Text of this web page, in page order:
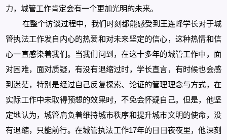
力，城管工作肯定会有一个更加光明的未来。
在整个访谈过程中，我们时刻都能感受到王连峰学长对于城
管执法工作发自内心的热爱和对未来坚定的信心，这种热情和信
心一直感染着我们。当我们问到，在这十多年的城管工作中，面
对困难，面对质疑，有没有退缩过时，学长直言，有时候也会感
到迷茫，特别是经过自己反复探索、论证的管理理念与方式，在
实际工作中未取得预想的效果时，不免会怀疑自己。但是，他坚
定地认为，城管肩负着维持城市秩序和提升城市文明的使命，没
有退缩，只能前行。在城管执法工作17年的日日夜夜里，他深刻